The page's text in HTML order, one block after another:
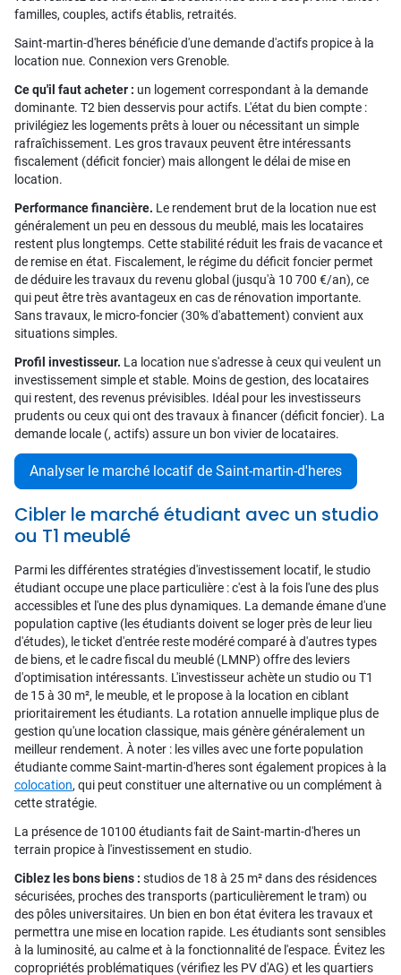
familles, couples, actifs établis, retraités.
Saint-martin-d'heres bénéficie d'une demande d'actifs propice à la
location nue. Connexion vers Grenoble.
Ce qu'il faut acheter : un logement correspondant à la demande
dominante. T2 bien desservis pour actifs. L'état du bien compte :
privilégiez les logements prêts à louer ou nécessitant un simple
rafraîchissement. Les gros travaux peuvent être intéressants
fiscalement (déficit foncier) mais allongent le délai de mise en
location.
Performance financière. Le rendement brut de la location nue est
généralement un peu en dessous du meublé, mais les locataires
restent plus longtemps. Cette stabilité réduit les frais de vacance et
de remise en état. Fiscalement, le régime du déficit foncier permet
de déduire les travaux du revenu global (jusqu'à 10 700 €/an), ce
qui peut être très avantageux en cas de rénovation importante.
Sans travaux, le micro-foncier (30% d'abattement) convient aux
situations simples.
Profil investisseur. La location nue s'adresse à ceux qui veulent un
investissement simple et stable. Moins de gestion, des locataires
qui restent, des revenus prévisibles. Idéal pour les investisseurs
prudents ou ceux qui ont des travaux à financer (déficit foncier). La
demande locale (, actifs) assure un bon vivier de locataires.
Analyser le marché locatif de Saint-martin-d'heres
Cibler le marché étudiant avec un studio
ou T1 meublé
Parmi les différentes stratégies d'investissement locatif, le studio
étudiant occupe une place particulière : c'est à la fois l'une des plus
accessibles et l'une des plus dynamiques. La demande émane d'une
population captive (les étudiants doivent se loger près de leur lieu
d'études), le ticket d'entrée reste modéré comparé à d'autres types
de biens, et le cadre fiscal du meublé (LMNP) offre des leviers
d'optimisation intéressants. L'investisseur achète un studio ou T1
de 15 à 30 m², le meuble, et le propose à la location en ciblant
prioritairement les étudiants. La rotation annuelle implique plus de
gestion qu'une location classique, mais génère généralement un
meilleur rendement. À noter : les villes avec une forte population
étudiante comme Saint-martin-d'heres sont également propices à la
colocation, qui peut constituer une alternative ou un complément à
cette stratégie.
La présence de 10100 étudiants fait de Saint-martin-d'heres un
terrain propice à l'investissement en studio.
Ciblez les bons biens : studios de 18 à 25 m² dans des résidences
sécurisées, proches des transports (particulièrement le tram) ou
des pôles universitaires. Un bien en bon état évitera les travaux et
permettra une mise en location rapide. Les étudiants sont sensibles
à la luminosité, au calme et à la fonctionnalité de l'espace. Évitez les
copropriétés problématiques (vérifiez les PV d'AG) et les quartiers